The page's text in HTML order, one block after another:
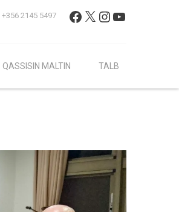
Facebook
X Instagram
YouTube
+356 2145 5497
QASSISIN MALTIN TALB